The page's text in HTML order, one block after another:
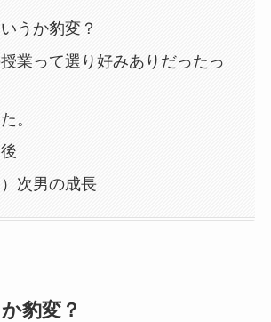
うか豹変？
業って選り好みありだったっ
。
）次男の成長
豹変？